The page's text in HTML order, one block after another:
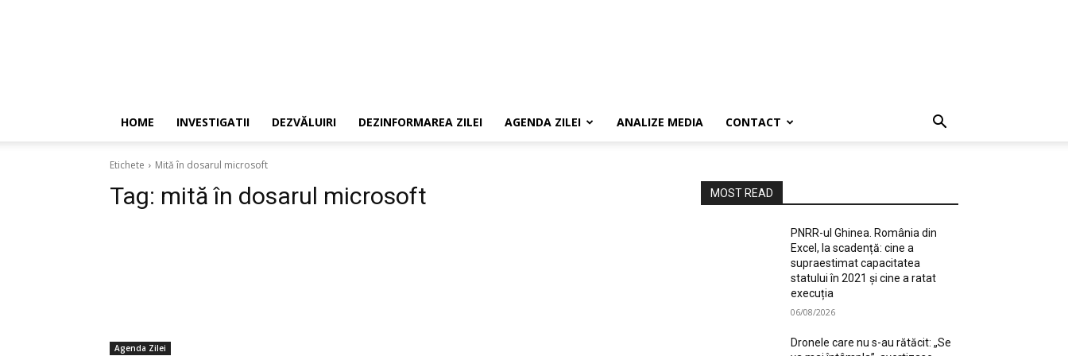
HOME INVESTIGATII DEZVĂLUIRI DEZINFORMAREA ZILEI AGENDA ZILEI ANALIZE MEDIA CONTACT
Etichete Mită în dosarul microsoft
Tag: mită în dosarul microsoft
Agenda Zilei
MOST READ
PNRR-ul Ghinea. România din
Excel, la scadență: cine a
supraestimat capacitatea
statului în 2021 și cine a ratat
execuția
06/08/2026
Dronele care nu s-au rătăcit: „Se